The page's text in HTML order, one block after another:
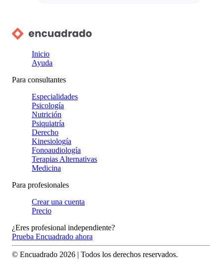
Inicio
Ayuda
Para consultantes
Especialidades
Psicología
Nutrición
Psiquiatría
Derecho
Kinesiología
Fonoaudiología
Terapias Alternativas
Medicina
Para profesionales
Crear una cuenta
Precio
¿Eres profesional independiente?
Prueba Encuadrado ahora
© Encuadrado 2026 | Todos los derechos reservados.